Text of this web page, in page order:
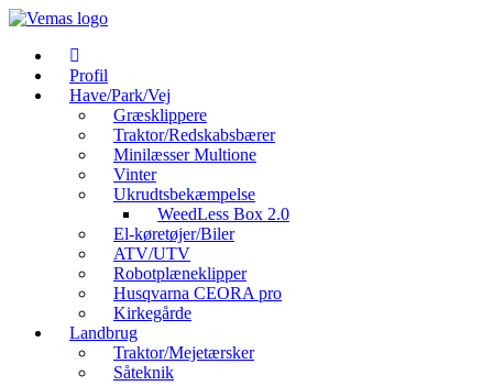
Videre
indhold
Profil
Have/Park/Vej
Græsklippere
Traktor/Redskabsbærer
Minilæsser Multione
Vinter
Ukrudtsbekæmpelse
WeedLess Box 2.0
El-køretøjer/Biler
ATV/UTV
Robotplæneklipper
Husqvarna CEORA pro
Kirkegårde
Landbrug
Traktor/Mejetærsker
Såteknik